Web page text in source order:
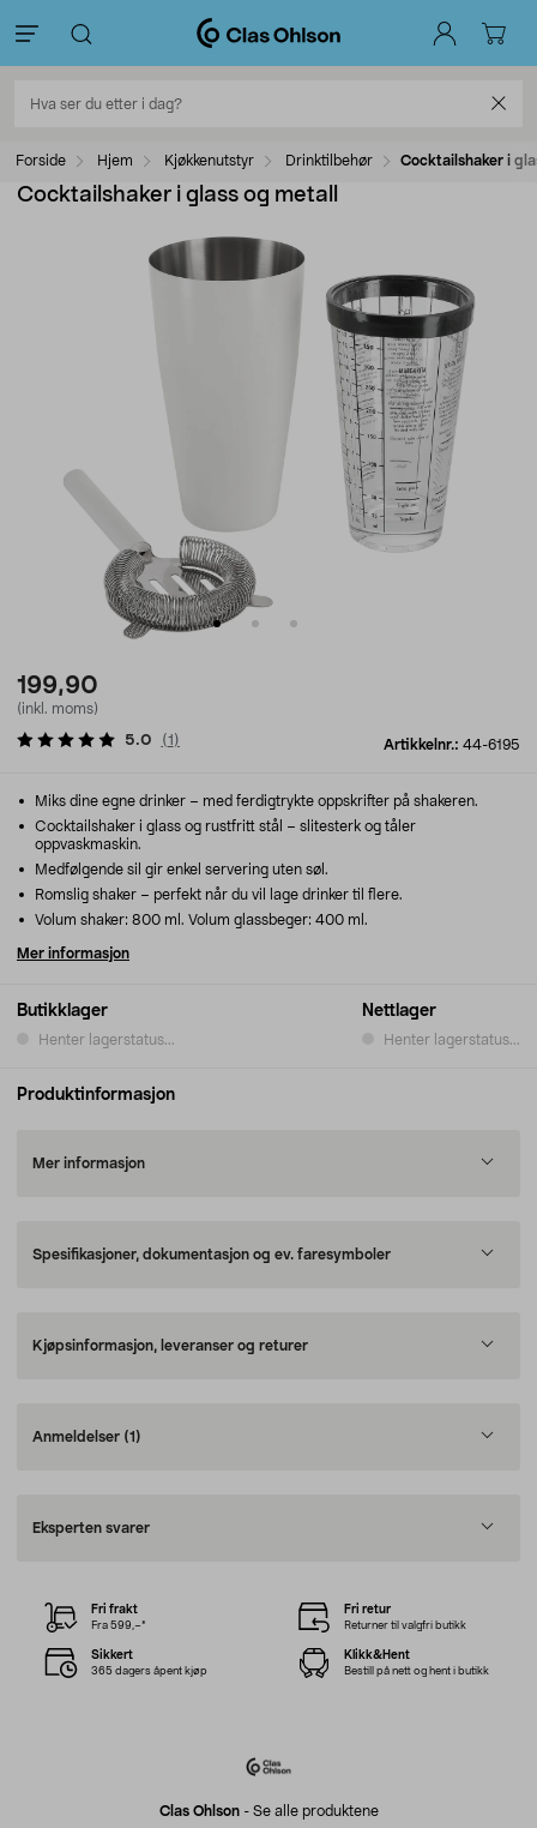
Forside Hjem Kjøkkenutstyr Drinktilbehør Cocktailshaker i
Cocktailshaker i glass og metall
199,90
(inkl. moms)
Artikkelnr.: 44-6195
5.0 (1 )
Butikklager
Henter lagerstatus...
Nettlager
Henter lagerstatus...
Miks dine egne drinker – med ferdigtrykte oppskrifter på shakeren.
Cocktailshaker i glass og rustfritt stål – slitesterk og tåler
oppvaskmaskin.
Medfølgende sil gir enkel servering uten søl.
Romslig shaker – perfekt når du vil lage drinker til flere.
Volum shaker: 800 ml. Volum glassbeger: 400 ml.
Mer informasjon
Produktinformasjon
Mer informasjon
Spesifikasjoner, dokumentasjon og ev. faresymboler
Kjøpsinformasjon, leveranser og returer
Anmeldelser (1)
Eksperten svarer
Clas Ohlson- Se alle produktene
Fri frakt
Fra 599,–*
Fri retur
Returner til valgfri butikk
Sikkert
365 dagers åpent kjøp
Klikk&Hent
Bestill på nett og hent i butikk